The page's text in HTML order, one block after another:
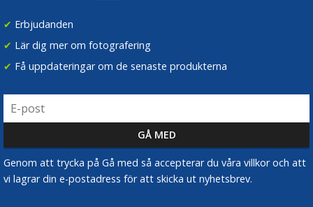
✔ Erbjudanden
✔ Lär dig mer om fotografering
✔ Få uppdateringar om de senaste produkterna
Genom att trycka på Gå med så accepterar du våra villkor och att
vi lagrar din e-postadress för att skicka ut nyhetsbrev.